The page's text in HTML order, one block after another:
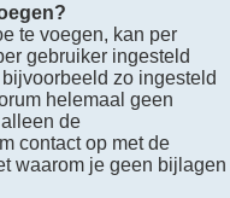
te voegen, kan per
gebruiker ingesteld
zo ingesteld
helemaal geen
de
contact op met de
waarom je geen bijlagen